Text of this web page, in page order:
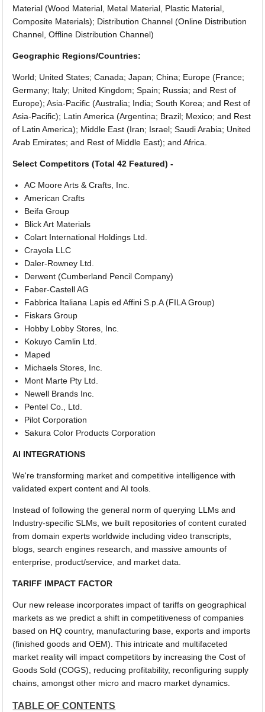
Material (Wood Material, Metal Material, Plastic Material,
Composite Materials); Distribution Channel (Online Distribution
Channel, Offline Distribution Channel)
Geographic Regions/Countries:
World; United States; Canada; Japan; China; Europe (France;
Germany; Italy; United Kingdom; Spain; Russia; and Rest of
Europe); Asia-Pacific (Australia; India; South Korea; and Rest of
Asia-Pacific); Latin America (Argentina; Brazil; Mexico; and Rest
of Latin America); Middle East (Iran; Israel; Saudi Arabia; United
Arab Emirates; and Rest of Middle East); and Africa.
Select Competitors (Total 42 Featured) -
AC Moore Arts & Crafts, Inc.
American Crafts
Beifa Group
Blick Art Materials
Colart International Holdings Ltd.
Crayola LLC
Daler-Rowney Ltd.
Derwent (Cumberland Pencil Company)
Faber-Castell AG
Fabbrica Italiana Lapis ed Affini S.p.A (FILA Group)
Fiskars Group
Hobby Lobby Stores, Inc.
Kokuyo Camlin Ltd.
Maped
Michaels Stores, Inc.
Mont Marte Pty Ltd.
Newell Brands Inc.
Pentel Co., Ltd.
Pilot Corporation
Sakura Color Products Corporation
AI INTEGRATIONS
We're transforming market and competitive intelligence with
validated expert content and AI tools.
Instead of following the general norm of querying LLMs and
Industry-specific SLMs, we built repositories of content curated
from domain experts worldwide including video transcripts,
blogs, search engines research, and massive amounts of
enterprise, product/service, and market data.
TARIFF IMPACT FACTOR
Our new release incorporates impact of tariffs on geographical
markets as we predict a shift in competitiveness of companies
based on HQ country, manufacturing base, exports and imports
(finished goods and OEM). This intricate and multifaceted
market reality will impact competitors by increasing the Cost of
Goods Sold (COGS), reducing profitability, reconfiguring supply
chains, amongst other micro and macro market dynamics.
TABLE OF CONTENTS